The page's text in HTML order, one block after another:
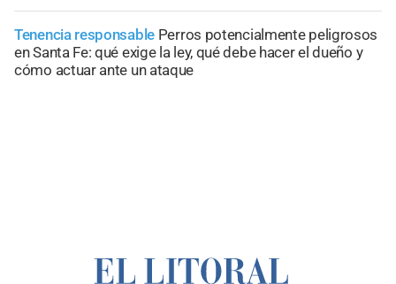
Tenencia responsable Perros potencialmente peligrosos
en Santa Fe: qué exige la ley, qué debe hacer el dueño y
cómo actuar ante un ataque